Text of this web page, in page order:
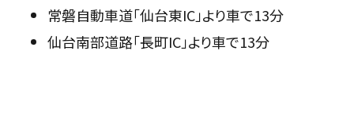
常磐自動車道「仙台東IC」より車で13分
仙台南部道路「長町IC」より車で13分